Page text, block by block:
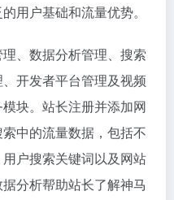
用户基础和流量优势。
、数据分析管理、搜索
开发者平台管理及视频
块。站长注册并添加网
中的流量数据，包括不
户搜索关键词以及网站
分析帮助站长了解神马